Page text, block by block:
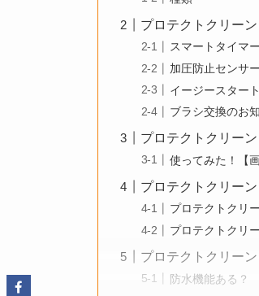
プロテクトクリー
スマートタイマー
加圧防止センサー
イージースタート
ブラシ交換のお
プロテクトクリー
使ってみた！【
プロテクトクリー
プロテクトクリ
プロテクトクリ
プロテクトクリーン
防水機能ある？